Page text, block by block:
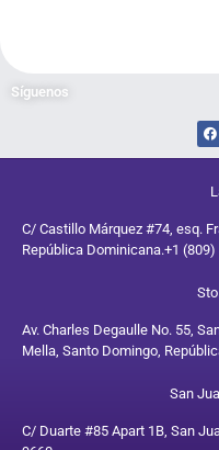
Síguenos
C/ Castillo Márquez #74, esq.
República Dominicana.+1 (809)
Av. Charles Degaulle No. 55,
Mella, Santo Domingo,
San
C/ Duarte #85 Apart 1B, San